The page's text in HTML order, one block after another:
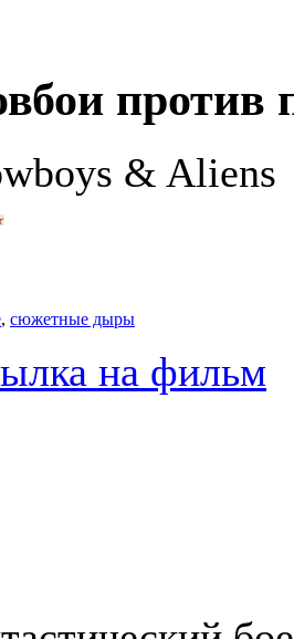
против
& Aliens
, сюжетные дыры
на фильм